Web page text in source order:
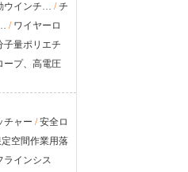
ウインチ… /チ
/ ワイヤーロ
子量ポリエチ
ープ、高電圧
チャー /安全ロ
定空間作業用落
ラインシス